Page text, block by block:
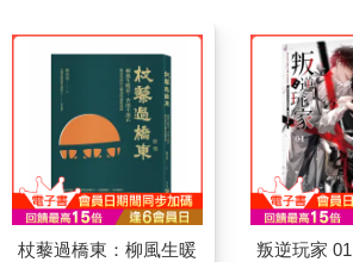
杖藜過橋東：柳風生暖
叛逆玩家 01